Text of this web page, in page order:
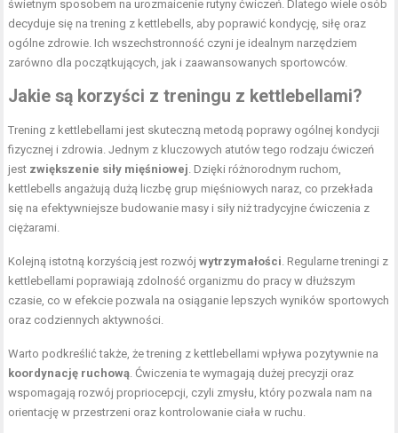
świetnym sposobem na urozmaicenie rutyny ćwiczeń. Dlatego wiele osób
decyduje się na trening z kettlebells, aby poprawić kondycję, siłę oraz
ogólne zdrowie. Ich wszechstronność czyni je idealnym narzędziem
zarówno dla początkujących, jak i zaawansowanych sportowców.
Jakie są korzyści z treningu z kettlebellami?
Trening z kettlebellami jest skuteczną metodą poprawy ogólnej kondycji
fizycznej i zdrowia. Jednym z kluczowych atutów tego rodzaju ćwiczeń
jest zwiększenie siły mięśniowej. Dzięki różnorodnym ruchom,
kettlebells angażują dużą liczbę grup mięśniowych naraz, co przekłada
się na efektywniejsze budowanie masy i siły niż tradycyjne ćwiczenia z
ciężarami.
Kolejną istotną korzyścią jest rozwójwytrzymałości. Regularne treningi z
kettlebellami poprawiają zdolność organizmu do pracy w dłuższym
czasie, co w efekcie pozwala na osiąganie lepszych wyników sportowych
oraz codziennych aktywności.
Warto podkreślić także, że trening z kettlebellami wpływa pozytywnie na
koordynację ruchową. Ćwiczenia te wymagają dużej precyzji oraz
wspomagają rozwój propriocepcji, czyli zmysłu, który pozwala nam na
orientację w przestrzeni oraz kontrolowanie ciała w ruchu.